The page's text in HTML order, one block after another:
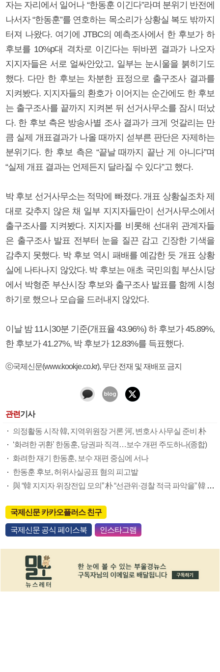
자는 자리에서 일어나 “한동훈 이긴다”라며 분위기 반전에
나서자 “한동훈”를 연호하는 목소리가 상황실 복도 밖까지
터져 나왔다. 여기에 JTBC의 예측조사에서 한 후보가 하
후보를 10%p대 격차로 이긴다는 뒤바뀐 결과가 나오자
지지자들은 서로 얼싸안았고, 일부는 눈시울을 붉히기도
했다. 다만 한 후보는 차분한 표정으로 출구조사 결과를
지켜봤다. 지지자들의 환호가 이어지는 순간에도 한 후보
는 출구조사를 끝까지 지켜본 뒤 선거사무소를 잠시 떠났
다. 한 후보 측은 방송사별 조사 결과가 크게 엇갈리는 만
큼 실제 개표결과가 나올 때까지 섣부른 판단은 자제하는
분위기다. 한 후보 측은 “끝날 때까지 끝난 게 아니다”며
“실제 개표 결과는 언제든지 달라질 수 있다”고 했다.
박 후보 선거사무소는 적막에 빠졌다. 개표 상황실조차 제
대로 갖추지 않은 채 일부 지지자들만이 선거사무소에서
출구조사를 지켜봤다. 지지자를 비롯해 선대위 관계자들
은 출구조사 발표 전부터 눈을 질끈 감고 긴장한 기색을
감추지 못했다. 박 후보 역시 패배를 예감한 듯 개표 상황
실에 나타나지 않았다. 박 후보는 애초 국민의힘 부산시당
에서 박형준 부산시장 후보와 출구조사 발표를 함께 시청
하기로 했으나 모습을 드러내지 않았다.
이날 밤 11시30분 기준(개표율 43.96%) 하 후보가 45.89%,
한 후보가 41.27%, 박 후보가 12.83%를 득표했다.
ⓒ국제신문(www.kookje.co.kr), 무단 전재 및 재배포 금지
관련기사
의정활동 시작 韓, 지역위원장 거론 河, 변호사 사무실 준비 朴
‘화려한 귀환’ 한동훈, 당권파 직격…보수 개편 주도하나(종합)
화려한 재기 한동훈, 보수 재편 중심에 서나
한동훈 후보, 허위사실공표 혐의 피고발
與 “韓 지지자 위장전입 모의” 朴 “선관위·경찰 적극 파악을” 韓 “아무거나 쏴댄다” 불쾌감(종합)
국제신문 카카오플러스 친구
국제신문 공식 페이스북 인스타그램